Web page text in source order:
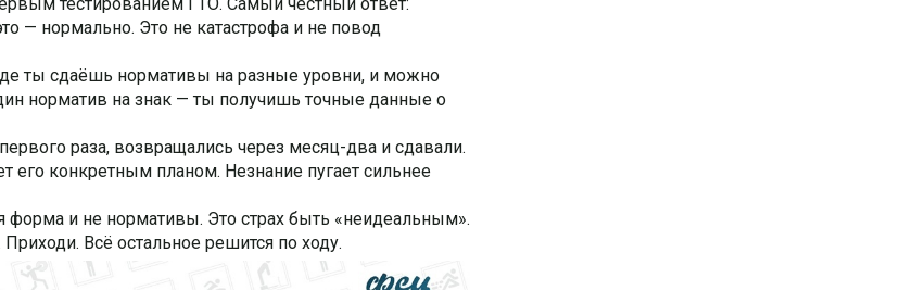
— нормально. Это не катастрофа и не повод
ты сдаёшь нормативы на разные уровни, и можно
норматив на знак — ты получишь точные данные о
раза, возвращались через месяц-два и сдавали.
его конкретным планом. Незнание пугает сильнее
форма и не нормативы. Это страх быть «неидеальным».
Всё остальное решится по ходу.